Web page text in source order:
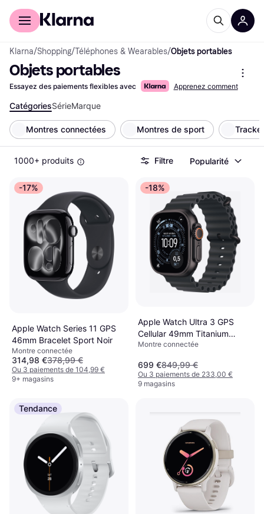
Acheter avec Klarna
Klarna/Shopping/Téléphones & Wearables/Objets portables
Objets portables
Essayez des paiements flexibles avec Apprenez comment
CatégoriesSérieMarque
Montres connectées Montres de sport
1000+ produits Filtre Popularité
-17%
Apple Watch Series 11 GPS
46mm Bracelet Sport Noir
Montre connectée
314,98 €378,99 €
Ou 3 paiements de 104,99 €
9+ magasins
-18%
Apple Watch Ultra 3 GPS
Cellular 49mm Titanium
Boitier
Montre connectée
699 €849,99 €
Ou 3 paiements de 233,00 €
9 magasins
Tendance